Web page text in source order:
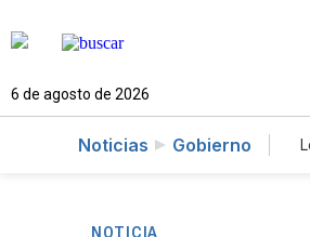
6 de agosto de 2026
Noticias Gobierno
NOTICIA